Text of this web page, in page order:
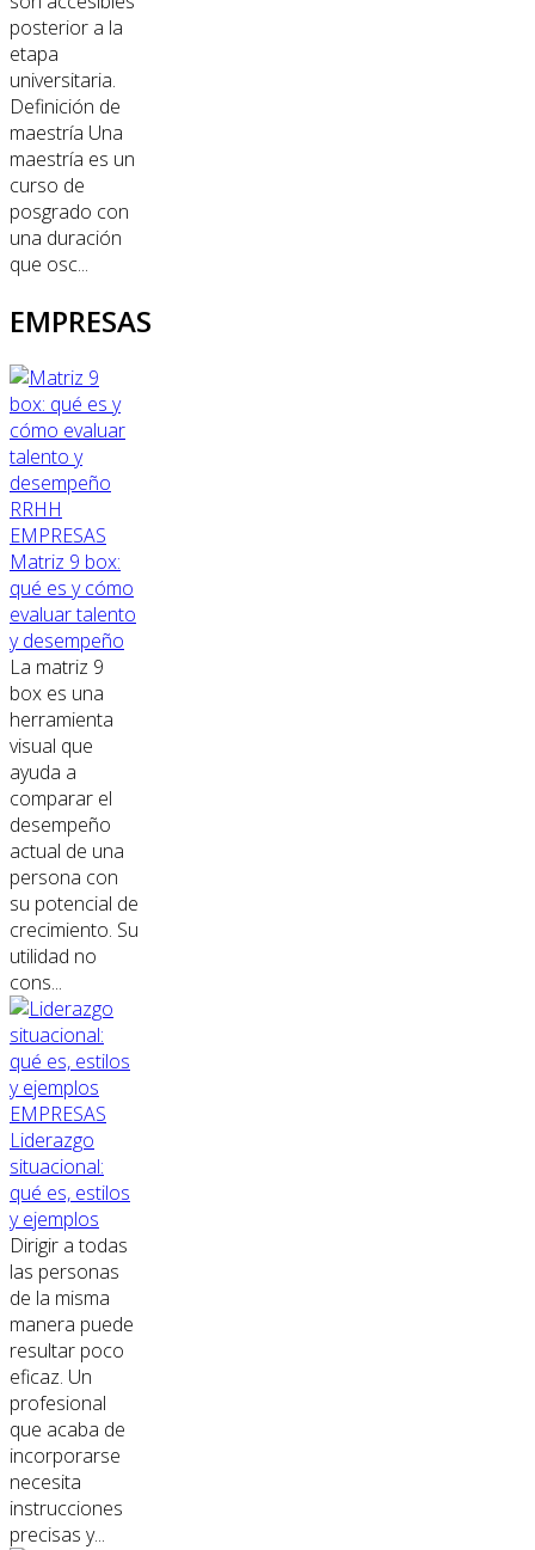
posterior a la
etapa
universitaria.
Definición de
maestría Una
maestría es un
curso de
posgrado con
una duración
que osc...
EMPRESAS
RRHH
EMPRESAS
Matriz 9 box:
qué es y cómo
evaluar talento
y desempeño
La matriz 9
box es una
herramienta
visual que
ayuda a
comparar el
desempeño
actual de una
persona con
su potencial de
crecimiento. Su
utilidad no
cons...
EMPRESAS
Liderazgo
situacional:
qué es, estilos
y ejemplos
Dirigir a todas
las personas
de la misma
manera puede
resultar poco
eficaz. Un
profesional
que acaba de
incorporarse
necesita
instrucciones
precisas y...